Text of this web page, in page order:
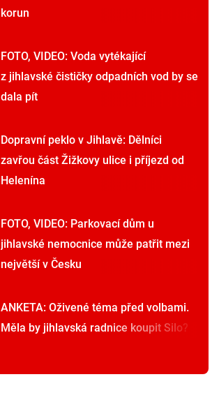
korun
FOTO, VIDEO: Voda vytékající
z jihlavské čističky odpadních vod by se
dala pít
Dopravní peklo v Jihlavě: Dělníci
zavřou část Žižkovy ulice i příjezd od
Helenína
FOTO, VIDEO: Parkovací dům u
jihlavské nemocnice může patřit mezi
největší v Česku
ANKETA: Oživené téma před volbami.
Měla by jihlavská radnice koupit Silo?